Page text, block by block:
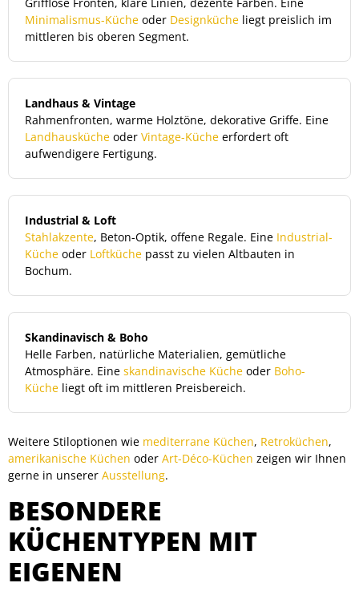
Minimalismus-Küche oder Designküche liegt preislich im
mittleren bis oberen Segment.
Landhaus & Vintage
Rahmenfronten, warme Holztöne, dekorative Griffe. Eine
Landhausküche oder Vintage-Küche erfordert oft
aufwendigere Fertigung.
Industrial & Loft
Stahlakzente, Beton-Optik, offene Regale. Eine Industrial-
Küche oder Loftküche passt zu vielen Altbauten in
Bochum.
Skandinavisch & Boho
Helle Farben, natürliche Materialien, gemütliche
Atmosphäre. Eine skandinavische Küche oder Boho-
Küche liegt oft im mittleren Preisbereich.
Weitere Stiloptionen wie mediterrane Küchen, Retroküchen,
amerikanische Küchen oder Art-Déco-Küchen zeigen wir Ihnen
gerne in unserer Ausstellung.
BESONDERE
KÜCHENTYPEN MIT
EIGENEN